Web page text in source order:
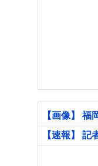
【画像】
【速報】